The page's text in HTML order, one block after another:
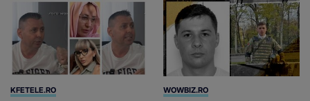
KFETELE.RO WOWBIZ.RO